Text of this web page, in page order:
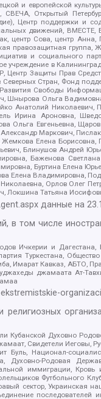
и европейской
Открытый Петербург,
Центр поддержки и
движений,
центр Сова, центр
правозащитная группа,
и социального
в
Центр Защиты Прав
Стран, Фонд
Свободы
Шнырова Ольга
Анатолий Николаевич,
Ирина Ароновна,
Ольга Евгеньевна,
Маркович,
Жемкова Елена
Блинушов Андрей
Баженова
Буртина Елена
Елена Владимировна,
Орлов Олег
Локшина Татьяна
данные на
в том числе
Ичкерии и Дагестана,
Туркестана,
Имарат Кавказ, АБТО,
джамаата Ат-
Кубанской Духовно
Свидетели Иеговы,
Буль, Национал-
Духовно-Родовая
иммиграции, Кровь
Футбольного
сектор, Украинская
последователей